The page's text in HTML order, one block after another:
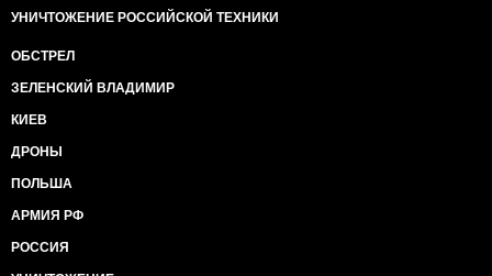
УНИЧТОЖЕНИЕ РОССИЙСКОЙ ТЕХНИКИ
ОБСТРЕЛ
ЗЕЛЕНСКИЙ ВЛАДИМИР
КИЕВ
ДРОНЫ
ПОЛЬША
АРМИЯ РФ
РОССИЯ